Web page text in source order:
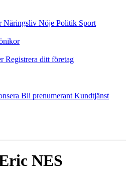
Näringsliv Nöje Politik Sport
Registrera ditt företag
Bli prenumerant Kundtjänst
NES